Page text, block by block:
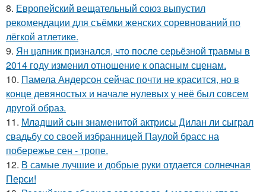
8. Европейский вещательный союз выпустил
рекомендации для съёмки женских соревнований по
лёгкой атлетике.
9. Ян цапник признался, что после серьёзной травмы в
2014 году изменил отношение к опасным сценам.
10. Памела Андерсон сейчас почти не красится, но в
конце девяностых и начале нулевых у неё был совсем
другой образ.
11. Младший сын знаменитой актрисы Дилан ли сыграл
свадьбу со своей избранницей Паулой брасс на
побережье сен - тропе.
12. В самые лучшие и добрые руки отдается солнечная
Перси!